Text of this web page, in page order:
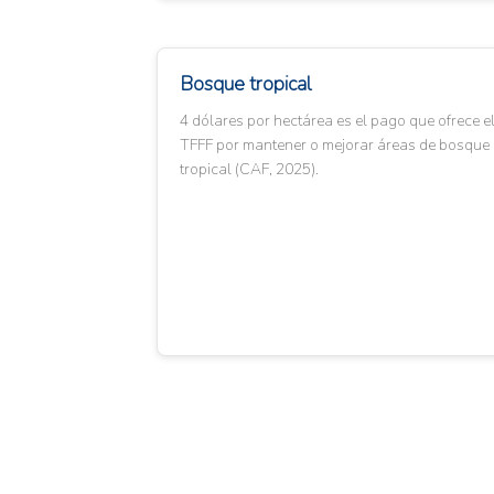
Bosque tropical
4 dólares por hectárea es el pago que ofrece el
TFFF por mantener o mejorar áreas de bosque
tropical (CAF, 2025).